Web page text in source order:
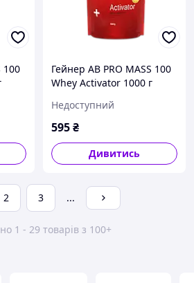
100
Гейнер AB PRO MASS 100
Whey Activator 1000 г
Недоступний
595₴
Дивитись
2 3 ...
1 - 29 товарів з 100+